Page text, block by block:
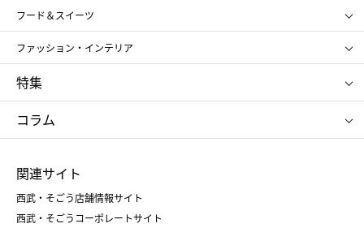
スポーツ・アウトドア
お中元
お歳暮
SHISEIDO
ポール&ジョー ボーテ
ジルスチュアート
NARS
RMK
クリニーク
SK-Ⅱ
フード＆スイーツ
アンリ・シャルパンティエ
ゴディバ
新宿高野
たねや
ねんりん家
ファッション・インテリア
ポロ ラルフ ローレン
タケオ キクチ
ママ＆キッズ
シュタイフ
特集
お中元
ひな人形
五月人形
父の日
クリスマスケーキ
コラム
菓子折り
和菓子
人気のギフト
関連サイト
西武・そごう店舗情報サイト
西武・そごうコーポレートサイト